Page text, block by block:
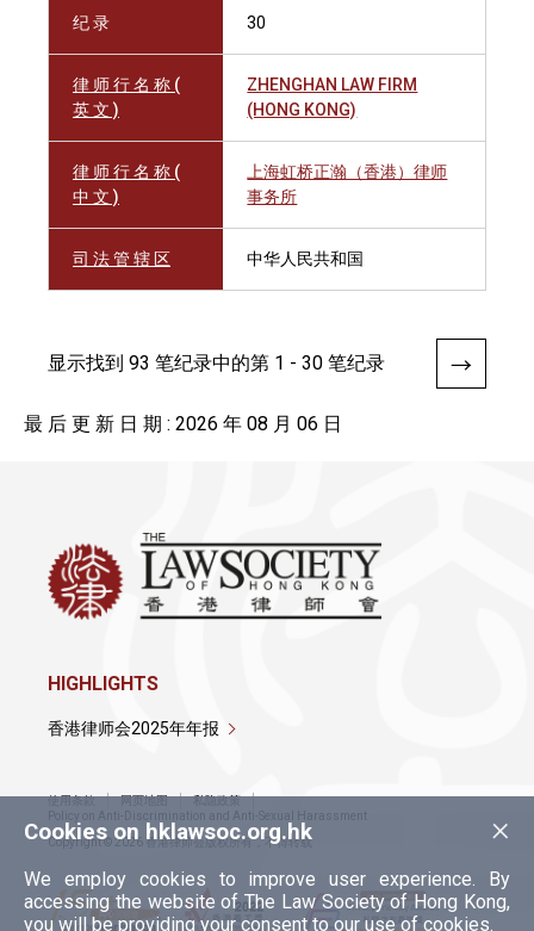
纪 录 30
律 师 行 名 称 (
英 文 )
ZHENGHAN LAW FIRM
(HONG KONG)
律 师 行 名 称 (
中 文 )
上海虹桥正瀚（香港）律师
事务所
司 法 管 辖 区 中华人民共和国
显示找到 93 笔纪录中的第 1 - 30 笔纪录
最 后 更 新 日 期 : 2026 年 08 月 06 日
×
Cookies on hklawsoc.org.hk
We employ cookies to improve user experience. By
accessing the website of The Law Society of Hong Kong,
you will be providing your consent to our use of cookies.
HIGHLIGHTS
香港律师会2025年年报
使用条款 网页地图
私隐政策
Policy on Anti-Discrimination and Anti-Sexual Harassment
Copyright © 2026 香港律师会版权所有，不得转载